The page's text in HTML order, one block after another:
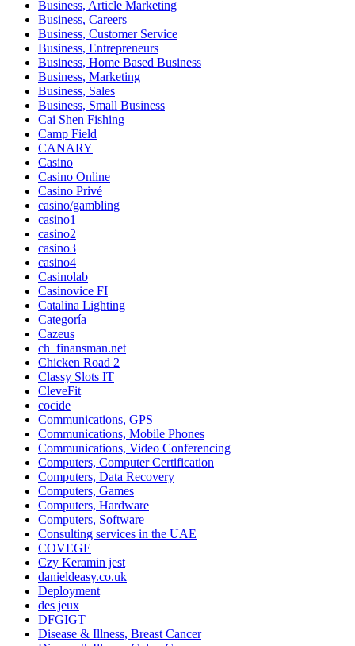
Business, Article Marketing
Business, Careers
Business, Customer Service
Business, Entrepreneurs
Business, Home Based Business
Business, Marketing
Business, Sales
Business, Small Business
Cai Shen Fishing
Camp Field
CANARY
Casino
Casino Online
Casino Privé
casino/gambling
casino1
casino2
casino3
casino4
Casinolab
Casinovice FI
Catalina Lighting
Categoría
Cazeus
ch_finansman.net
Chicken Road 2
Classy Slots IT
CleveFit
cocide
Communications, GPS
Communications, Mobile Phones
Communications, Video Conferencing
Computers, Computer Certification
Computers, Data Recovery
Computers, Games
Computers, Hardware
Computers, Software
Consulting services in the UAE
COVEGE
Czy Keramin jest
danieldeasy.co.uk
Deployment
des jeux
DFGIGT
Disease & Illness, Breast Cancer